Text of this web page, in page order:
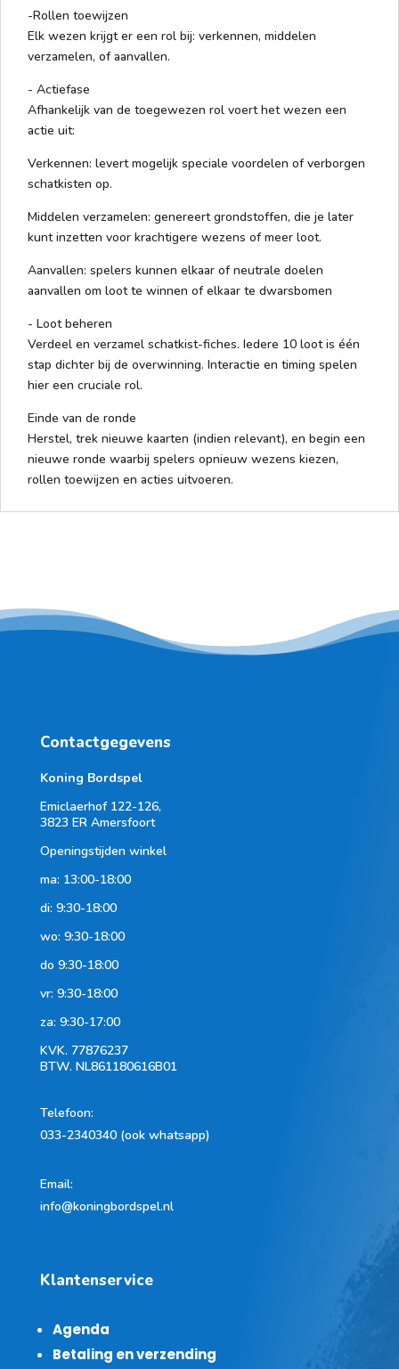
-Rollen toewijzen
Elk wezen krijgt er een rol bij: verkennen, middelen
verzamelen, of aanvallen.
- Actiefase
Afhankelijk van de toegewezen rol voert het wezen een
actie uit:
Verkennen: levert mogelijk speciale voordelen of verborgen
schatkisten op.
Middelen verzamelen: genereert grondstoffen, die je later
kunt inzetten voor krachtigere wezens of meer loot.
Aanvallen: spelers kunnen elkaar of neutrale doelen
aanvallen om loot te winnen of elkaar te dwarsbomen
- Loot beheren
Verdeel en verzamel schatkist-fiches. Iedere 10 loot is één
stap dichter bij de overwinning. Interactie en timing spelen
hier een cruciale rol.
Einde van de ronde
Herstel, trek nieuwe kaarten (indien relevant), en begin een
nieuwe ronde waarbij spelers opnieuw wezens kiezen,
rollen toewijzen en acties uitvoeren.
Contactgegevens
Koning Bordspel
Emiclaerhof 122-126,
3823 ER Amersfoort
Openingstijden winkel
ma: 13:00-18:00
di: 9:30-18:00
wo: 9:30-18:00
do 9:30-18:00
vr: 9:30-18:00
za: 9:30-17:00
KVK. 77876237
BTW. NL861180616B01
Telefoon:
033-2340340 (ook whatsapp)
Email:
info@koningbordspel.nl
Klantenservice
Agenda
Betaling en verzending